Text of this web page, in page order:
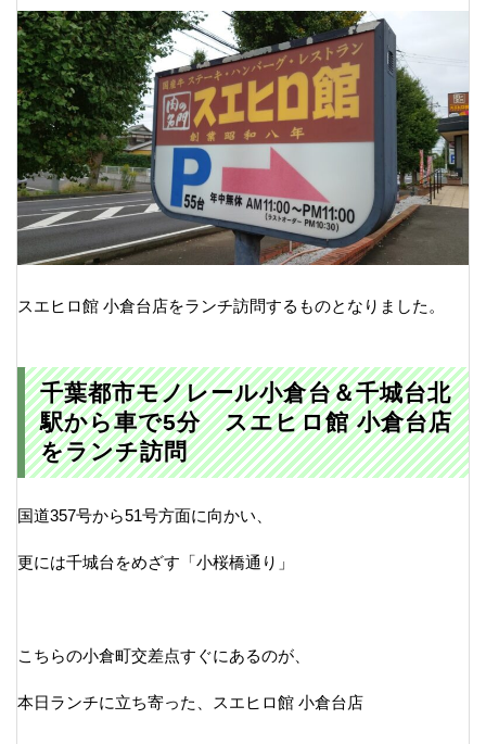
スエヒロ館 小倉台店をランチ訪問するものとなりました。
千葉都市モノレール小倉台＆千城台北
駅から車で5分 スエヒロ館 小倉台店
をランチ訪問
国道357号から51号方面に向かい、
更には千城台をめざす「小桜橋通り」
こちらの小倉町交差点すぐにあるのが、
本日ランチに立ち寄った、スエヒロ館 小倉台店